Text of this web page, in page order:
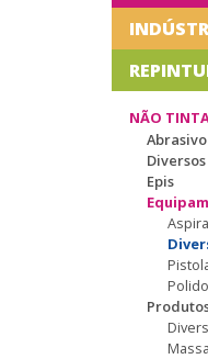
NÃO
Abrasivo
Diversos
Epis